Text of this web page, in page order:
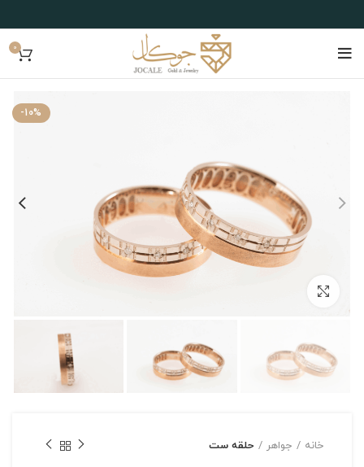
0
-10%
خانه جواهر حلقه ست